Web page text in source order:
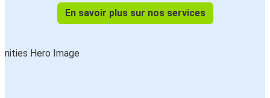
En savoir plus sur nos services